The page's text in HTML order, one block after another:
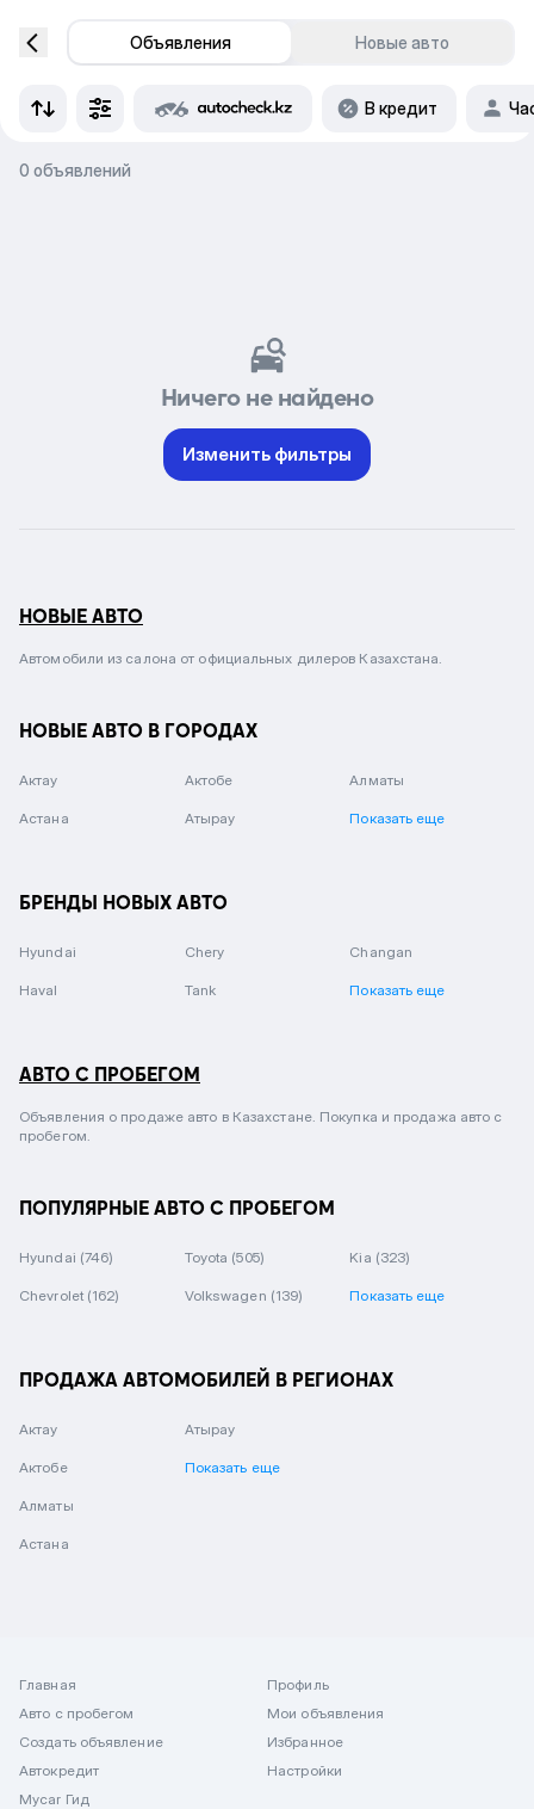
Объявления Новые авто
В кредит
0 объявлений
Ничего не найдено
Изменить фильтры
НОВЫЕ АВТО
Автомобили из салона от официальных дилеров Казахстана.
НОВЫЕ АВТО В ГОРОДАХ
Актау Актобе Алматы
Астана Атырау Показать еще
БРЕНДЫ НОВЫХ АВТО
Hyundai Chery Changan
Haval Tank Показать еще
АВТО С ПРОБЕГОМ
Объявления о продаже авто в Казахстане. Покупка и продажа авто с
пробегом.
ПОПУЛЯРНЫЕ АВТО С ПРОБЕГОМ
Hyundai (746) Toyota (505) Kia (323)
Chevrolet (162) Volkswagen (139) Показать еще
ПРОДАЖА АВТОМОБИЛЕЙ В РЕГИОНАХ
Актау
Актобе
Алматы
Астана
Атырау
Показать еще
Главная
Авто с пробегом
Создать объявление
Автокредит
Mycar Гид
Профиль
Мои объявления
Избранное
Настройки